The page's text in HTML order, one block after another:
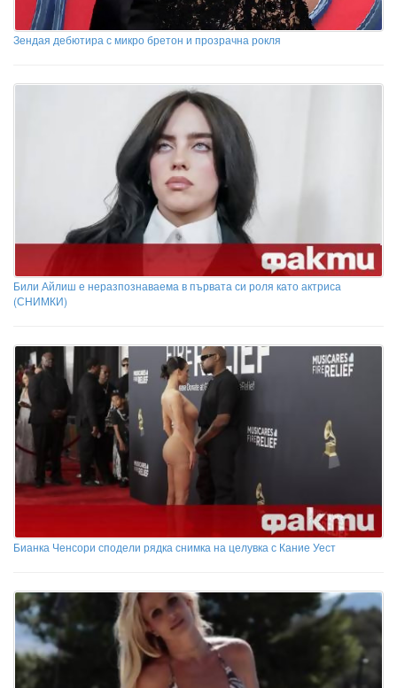
Зендая дебютира с микро бретон и прозрачна рокля
Били Айлиш е неразпознаваема в първата си роля като актриса
(СНИМКИ)
Бианка Ченсори сподели рядка снимка на целувка с Кание Уест